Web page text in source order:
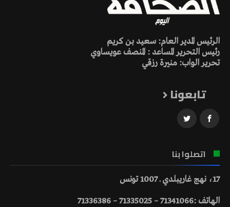
الرئيس المدير العام: سعيد بن كريم
رئيس التحرير المساعد : المنصف عويساوي
تحرير الواب: منيرة رزقي
تابعونا
اتصلوا بنا
17، نهج غاريبلدي ـ 1007 تونس
الهاتف :71341066 – 71335025 – 71336386